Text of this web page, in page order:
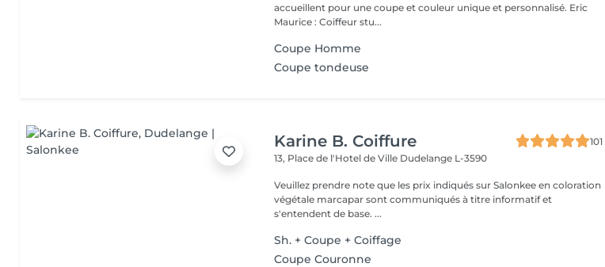
accueillent pour une coupe et couleur unique et personnalisé. Eric
Maurice : Coiffeur stu...
Coupe Homme
Coupe tondeuse
Karine B. Coiffure
101
13, Place de l'Hotel de Ville Dudelange L-3590
Veuillez prendre note que les prix indiqués sur Salonkee en coloration
végétale marcapar sont communiqués à titre informatif et
s'entendent de base. ...
Sh. + Coupe + Coiffage
Coupe Couronne